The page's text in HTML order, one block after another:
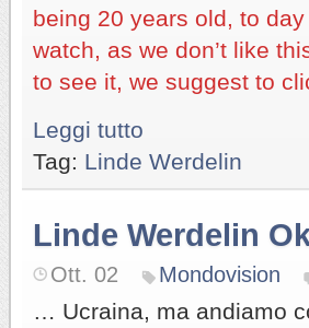
being 20 years old, to
watch, as we don’t like
to see it, we suggest to
Leggi tutto
Tag: Linde Werdelin
Linde Werdelin
Ott. 02 Mondovision
… Ucraina, ma andiamo